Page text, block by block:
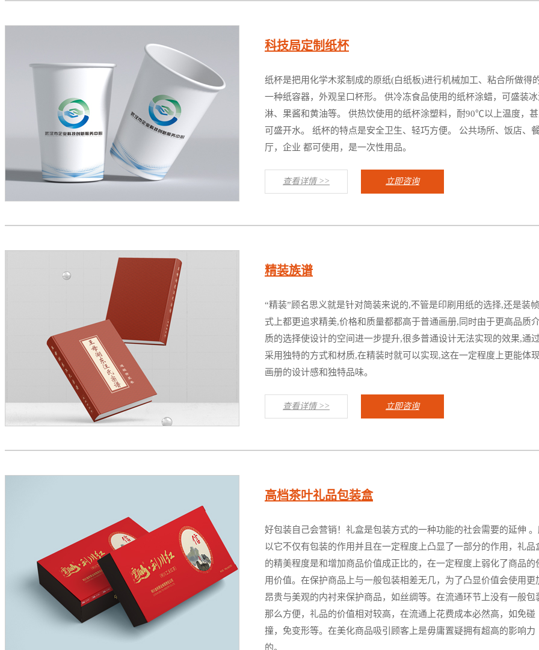
科技局定制纸杯
纸杯是把用化学木浆制成的原纸(白纸板)进行机械加工、粘合所做得
一种纸容器，外观呈口杯形。 供冷冻食品使用的纸杯涂蜡，可盛装
淋、果酱和黄油等。 供热饮使用的纸杯涂塑料，耐90℃以上温度，
可盛开水。 纸杯的特点是安全卫生、轻巧方便。 公共场所、饭店、
厅，企业 都可使用，是一次性用品。
查看详情 >> 立即咨询
精装族谱
“精装”顾名思义就是针对简装来说的,不管是印刷用纸的选择,还是装
式上都更追求精美,价格和质量都都高于普通画册,同时由于更高品质
质的选择使设计的空间进一步提升,很多普通设计无法实现的效果,通过
采用独特的方式和材质,在精装时就可以实现,这在一定程度上更能体
画册的设计感和独特品味。
查看详情 >> 立即咨询
高档茶叶礼品包装盒
好包装自己会营销！礼盒是包装方式的一种功能的社会需要的延伸
以它不仅有包装的作用并且在一定程度上凸显了一部分的作用，礼品
的精美程度是和增加商品价值成正比的，在一定程度上弱化了商品的
用价值。在保护商品上与一般包装相差无几，为了凸显价值会使用更
昂贵与美观的内衬来保护商品，如丝绸等。在流通环节上没有一般包
那么方便，礼品的价值相对较高，在流通上花费成本必然高，如免碰
撞，免变形等。在美化商品吸引顾客上是毋庸置疑拥有超高的影响力
的。